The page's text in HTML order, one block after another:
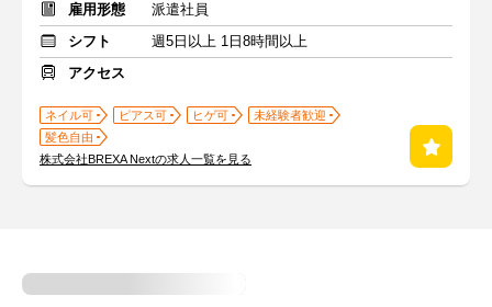
雇用形態
派遣社員
シフト
週5日以上 1日8時間以上
アクセス
ネイル可 ピアス可 ヒゲ可
未経験者歓迎
髪色自由
株式会社BREXA Nextの求人一覧を見る